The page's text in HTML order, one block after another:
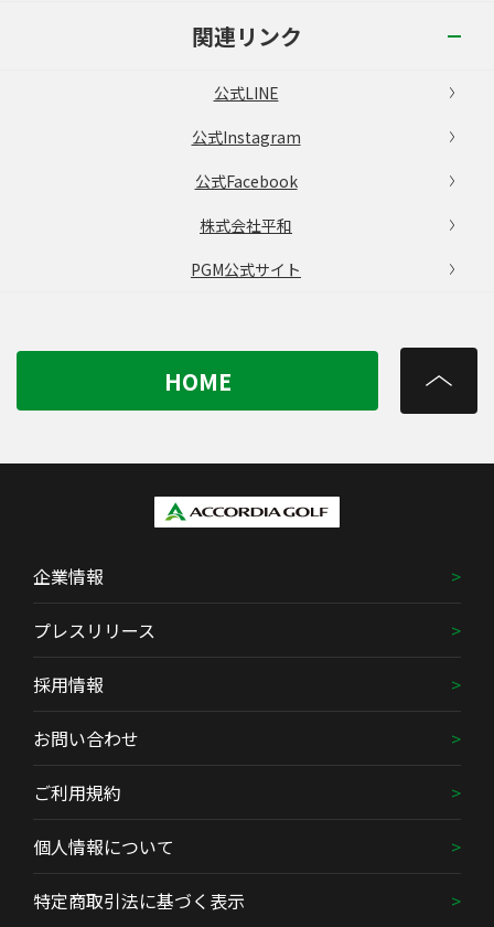
関連リンク
公式LINE
公式Instagram
公式Facebook
株式会社平和
PGM公式サイト
HOME
企業情報
プレスリリース
採用情報
お問い合わせ
ご利用規約
個人情報について
特定商取引法に基づく表示